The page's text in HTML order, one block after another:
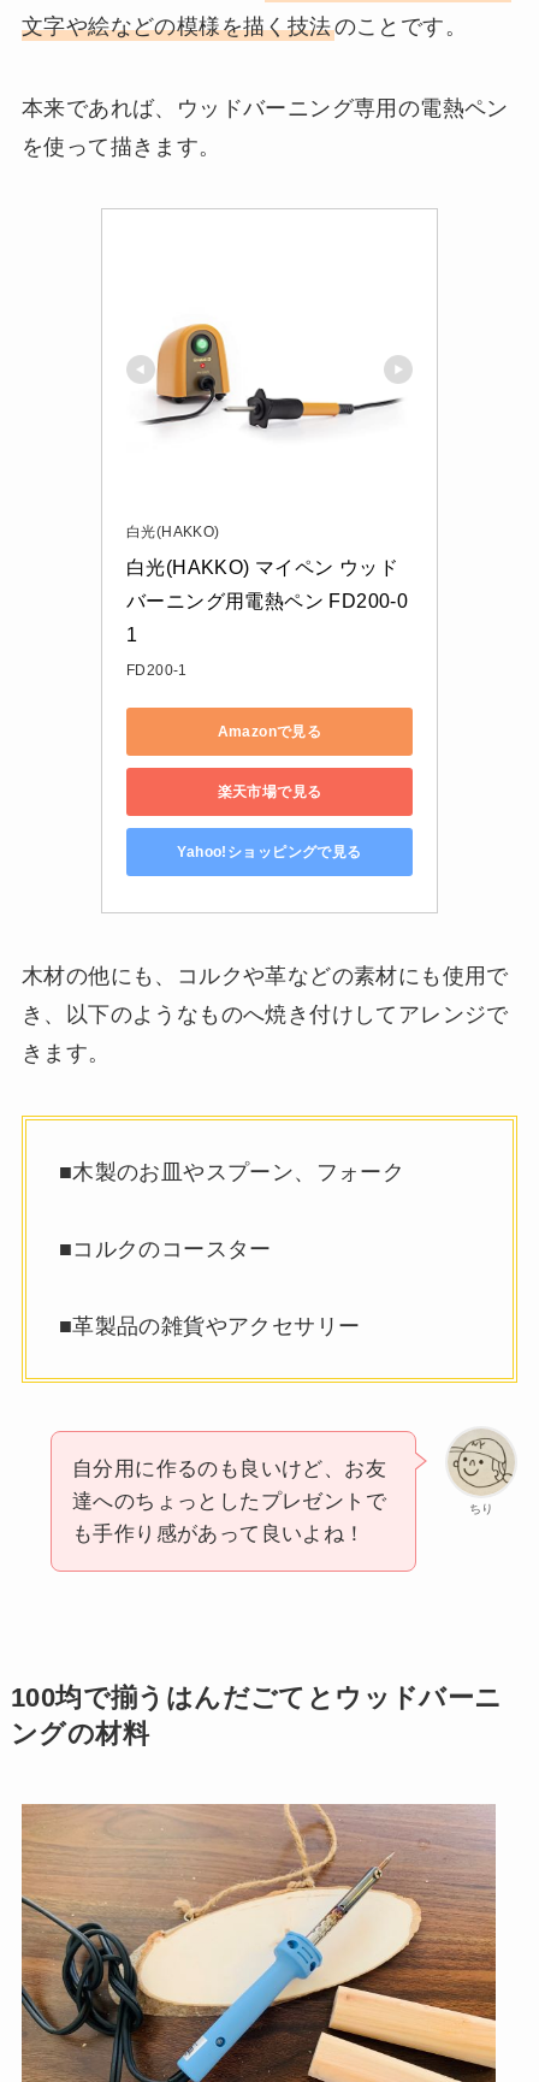
文字や絵などの模様を描く技法のことです。
本来であれば、ウッドバーニング専用の電熱ペン
を使って描きます。
白光(HAKKO)
白光(HAKKO) マイペン ウッド
バーニング用電熱ペン FD200-0
1
FD200-1
Amazonで見る
楽天市場で見る
Yahoo!ショッピングで見る
木材の他にも、コルクや革などの素材にも使用で
き、以下のようなものへ焼き付けしてアレンジで
きます。
■木製のお皿やスプーン、フォーク
■コルクのコースター
■革製品の雑貨やアクセサリー
ちり
自分用に作るのも良いけど、お友
達へのちょっとしたプレゼントで
も手作り感があって良いよね！
100均で揃うはんだごてとウッドバーニ
ングの材料